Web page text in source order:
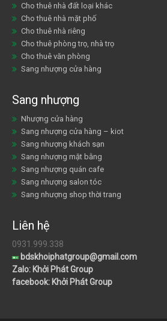
Cho thuê nhà đất loại khác
Cho thuê nhà mặt phố
Cho thuê nhà riêng
Cho thuê phòng trọ, nhà trọ
Cho thuê văn phòng
Sang nhượng cửa hàng
Sang nhượng
Nhượng cửa hàng
Sang nhượng cửa hàng – kiot
Sang nhượng khách sạn
Sang nhượng mặt bằng
Sang nhượng quán cafe
Sang nhượng salon tóc
Sang nhượng shop thời trang
Liên hệ
0931.999.338
bdskhoiphatgroup@gmail.com
Zalo: Khởi Phát Group
facebook: Khởi Phát Group